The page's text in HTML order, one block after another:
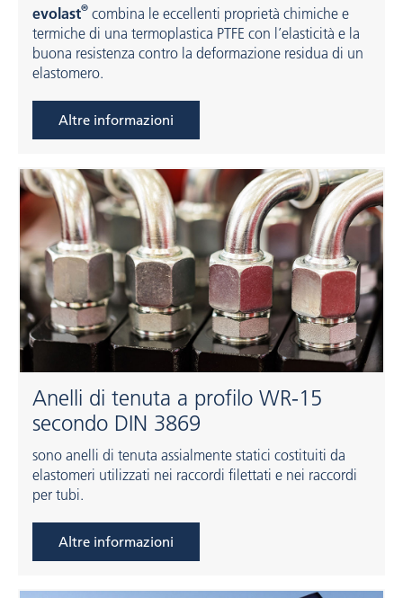
evolast® combina le eccellenti proprietà chimiche e
termiche di una termoplastica PTFE con l’elasticità e la
buona resistenza contro la deformazione residua di un
elastomero.
Altre informazioni
Anelli di tenuta a profilo WR-15
secondo DIN 3869
sono anelli di tenuta assialmente statici costituiti da
elastomeri utilizzati nei raccordi filettati e nei raccordi
per tubi.
Altre informazioni